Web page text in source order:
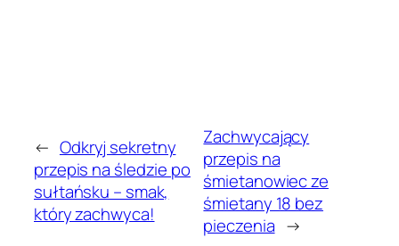
← Odkryj sekretny
przepis na śledzie po
sułtańsku – smak,
który zachwyca!
Zachwycający
przepis na
śmietanowiec ze
śmietany 18 bez
pieczenia →